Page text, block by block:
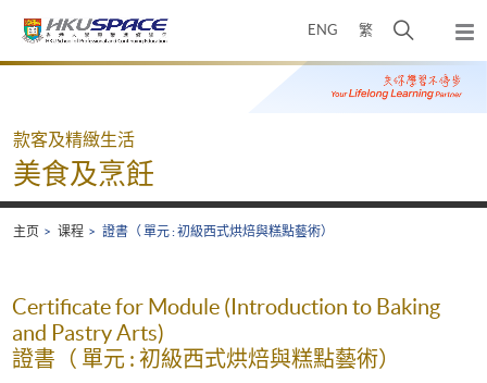
ENG 繁
开
搜
寻
弹
出
主
Main
款客及精緻生活
美食及烹飪
主页 课程 證書（ 單元 : 初級西式烘焙與糕點藝術）
Certificate for Module (Introduction to Baking
and Pastry Arts)
證書（ 單元 : 初級西式烘焙與糕點藝術）